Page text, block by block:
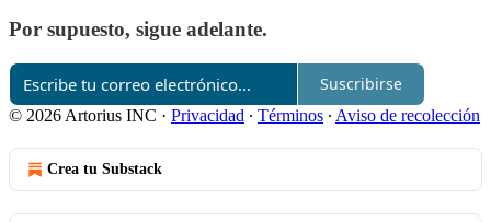
Por supuesto, sigue adelante.
Suscribirse
© 2026 Artorius INC · Privacidad ∙ Términos ∙ Aviso de recolección
Crea tu Substack